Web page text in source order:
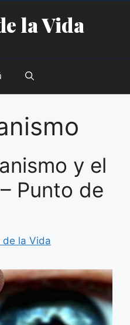
la Vida
y el
Punto de
de la Vida